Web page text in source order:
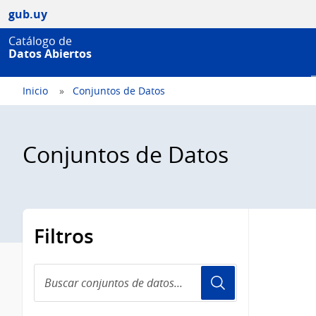
gub.uy
Catálogo de
Datos Abiertos
Inicio Conjuntos de Datos
Conjuntos de Datos
Filtros
conjuntos
de